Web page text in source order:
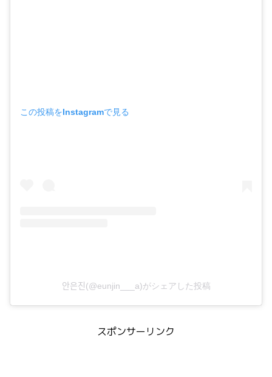
この投稿をInstagramで見る
안은진(@eunjin___a)がシェアした投稿
スポンサーリンク